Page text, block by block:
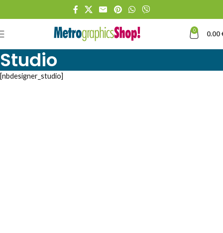
0 0.00
Studio
[nbdesigner_studio]